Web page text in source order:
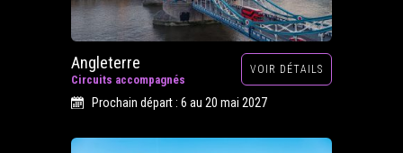
Angleterre
Circuits accompagnés
VOIR DÉTAILS
Prochain départ : 6 au 20 mai 2027